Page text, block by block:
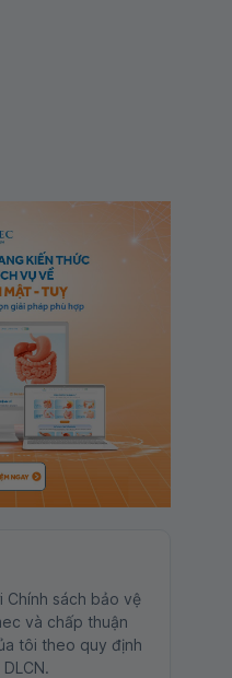
Chính sách bảo vệ
và chấp thuận
tôi theo quy định